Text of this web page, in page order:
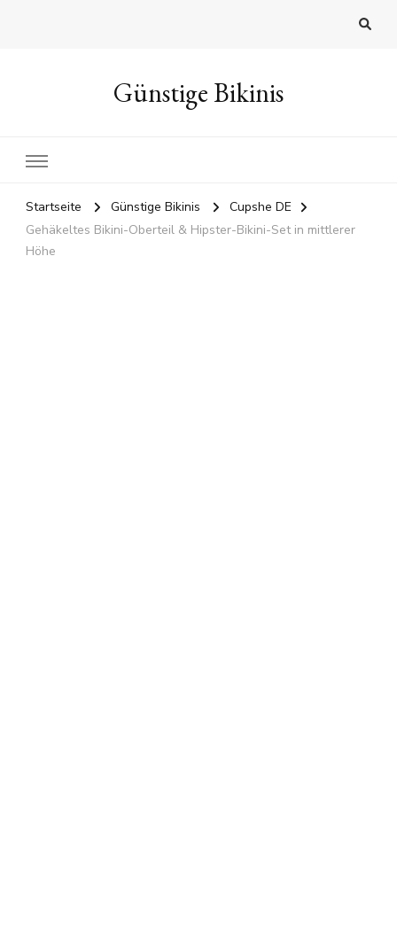
Günstige Bikinis
Startseite Günstige Bikinis
Cupshe DE
Gehäkeltes Bikini-Oberteil & Hipster-Bikini-Set in mittlerer
Höhe